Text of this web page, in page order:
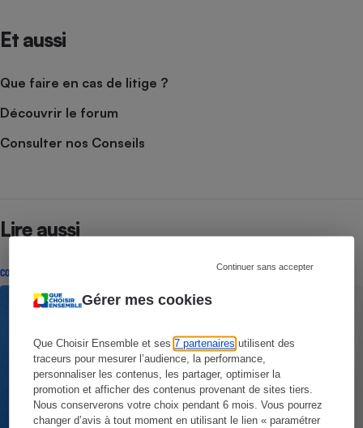
Gérer mes cookies
Que Choisir Ensemble et ses7 partenaires utilisent des
traceurs pour mesurer l’audience, la performance,
personnaliser les contenus, les partager, optimiser la
promotion et afficher des contenus provenant de sites tiers.
Nous conserverons votre choix pendant 6 mois. Vous pourrez
changer d’avis à tout moment en utilisant le lien « paramétrer
Continuer sans accepter
Et aussi
Que faire en cas de litige ?
Découvrir le forum
Consulter nos Conseils
Lire aussi
CONSEILS